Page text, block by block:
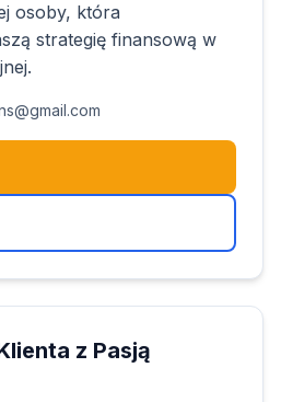
osoby, która
strategię finansową w
z Pasją